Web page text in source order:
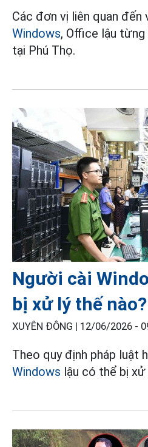
Các đơn vị liên quan đến
Windows, Office lậu
tại Phú Thọ.
Người cài
bị xử lý thế nào?
XUYÊN ĐÔNG | 12/06/2026 -
Theo quy định pháp luật
Windows lậu có thể bị xử